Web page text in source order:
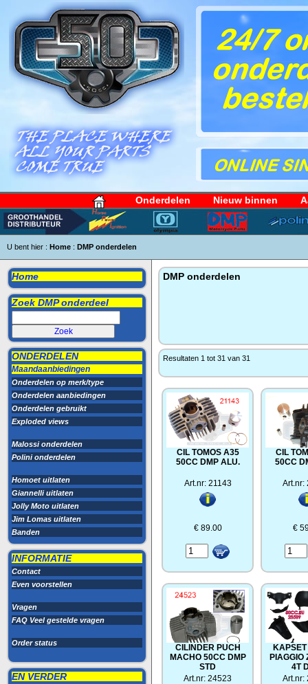
Onderdelen Nieuw binnen
U bent hier : Home : DMP onderdelen
Home
Zoek DMP onderdeel
ONDERDELEN
Maandaanbiedingen
Onderdelen op merk/type
Onderdelen aanbiedingen
Onderdelen gebruikt
Exploded views
Malossi onderdelen
Polini onderdelen
Homoet uitlaten
Giannelli uitlaten
Jolly Moto uitlaten
Jim Lomas uitlaten
Banden
INFORMATIE
Contact
Even voorstellen
Vragen
FAQ Veel gestelde vragen
Order status
EN VERDER
DMP onderdelen
Resultaten 1 tot 31 van 31
CIL TOMOS A35
50CC DMP ALU.
Art.nr: 21143
€ 89.00
CIL
50CC
Art.nr:
€
CILINDER PUCH
MACHO 50CC DMP
STD
Art.nr: 24523
PIAGGIO
4T
Art.nr: